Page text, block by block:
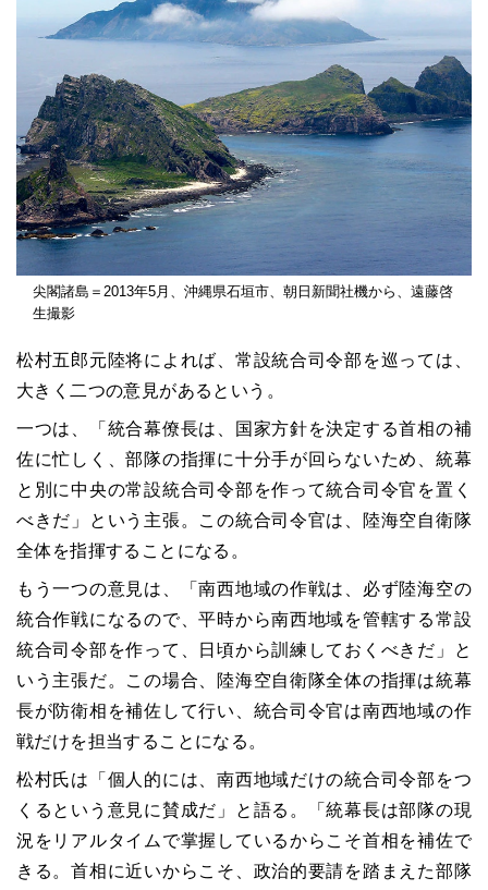
尖閣諸島＝2013年5月、沖縄県石垣市、朝日新聞社機から、遠藤啓
生撮影
松村五郎元陸将によれば、常設統合司令部を巡っては、
大きく二つの意見があるという。
一つは、「統合幕僚長は、国家方針を決定する首相の補
佐に忙しく、部隊の指揮に十分手が回らないため、統幕
と別に中央の常設統合司令部を作って統合司令官を置く
べきだ」という主張。この統合司令官は、陸海空自衛隊
全体を指揮することになる。
もう一つの意見は、「南西地域の作戦は、必ず陸海空の
統合作戦になるので、平時から南西地域を管轄する常設
統合司令部を作って、日頃から訓練しておくべきだ」と
いう主張だ。この場合、陸海空自衛隊全体の指揮は統幕
長が防衛相を補佐して行い、統合司令官は南西地域の作
戦だけを担当することになる。
松村氏は「個人的には、南西地域だけの統合司令部をつ
くるという意見に賛成だ」と語る。「統幕長は部隊の現
況をリアルタイムで掌握しているからこそ首相を補佐で
きる。首相に近いからこそ、政治的要請を踏まえた部隊